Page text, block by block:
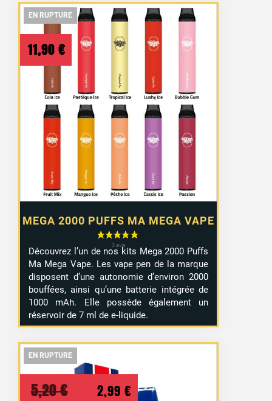
EN RUPTURE
EN RUPTURE
MEGA 2000 PUFFS MA MEGA VAPE
11,90 €
Découvrez l’un de nos kits Mega 2000 Puffs
Ma Mega Vape. Les vape pen de la marque
disposent d’une autonomie d’environ 2000
bouffées, ainsi qu’une batterie intégrée de
1000 mAh. Elle possède également un
réservoir de 7 ml de e-liquide.
EN RUPTURE
EN RUPTURE
EN RUPTURE
5,20€
Le
2,99 € Le
EN RUPTURE